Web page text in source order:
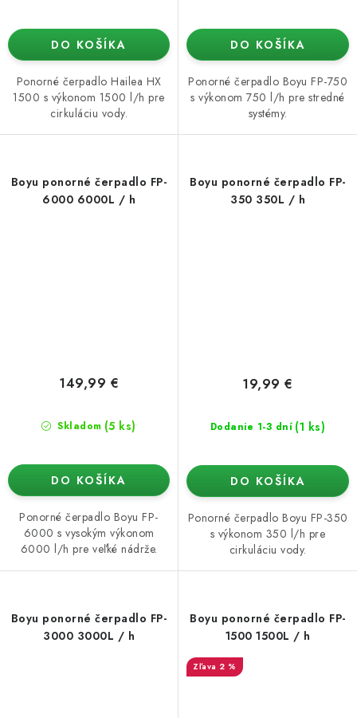
DO KOŠÍKA
Ponorné čerpadlo Hailea HX
1500 s výkonom 1500 l/h pre
cirkuláciu vody.
DO KOŠÍKA
Ponorné čerpadlo Boyu FP-750
s výkonom 750 l/h pre stredné
systémy.
Boyu ponorné čerpadlo FP-
6000 6000L / h
Skladom (5 ks)
149,99 €
DO KOŠÍKA
Ponorné čerpadlo Boyu FP-
6000 s vysokým výkonom
6000 l/h pre veľké nádrže.
Boyu ponorné čerpadlo FP-
350 350L / h
Dodanie 1-3 dní (1 ks)
19,99 €
DO KOŠÍKA
Ponorné čerpadlo Boyu FP-350
s výkonom 350 l/h pre
cirkuláciu vody.
Boyu ponorné čerpadlo FP-
3000 3000L / h
Boyu ponorné čerpadlo FP-
1500 1500L / h
2 %